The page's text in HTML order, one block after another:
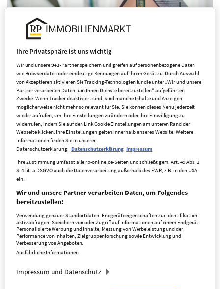
Hausfinanzierung
| © Shutterstock
Preisspiegel
Autor: Uwe Vetter - am 23.02.2022
Solingen teures Pflaster für
gebrauchte Immobilien
Laut Immobilienpreisspiegel der Landesbausparkasse (LBS)
sind die Preise für gebrauchte Immobilien im vergangenen
Jahr in der Klingenstadt deutlich gestiegen. Die Preise liegen
über NRW-Durchschnitt.
Die Immobilienpreise sind in die Höhe geschnellt. Nach
Berechnungen der Landesbausparkasse (LBS) ist Solingen
dabei ein teures Pflaster. Denn in der Klingenstadt kostete im
vergangenen Jahr beispielsweise ein gebrauchtes Eigenheim
ortsüblichen Jahresnettoeinkommen eines Haushalts“, hat
Ihre Privatsphäre ist uns wichtig
Wir und unsere943-Partner speichern und greifen auf personenbezogene Daten
wie Browserdaten oder eindeutige Kennungen auf Ihrem Gerät zu. Durch Auswahl
von Akzeptieren aktivieren Sie Tracking-Technologien für die unter „Wir und unsere
Partner verarbeiten Daten, um Ihnen Dienste bereitzustellen“ aufgeführten
Zwecke. Wenn Tracker deaktiviert sind, sind manche Inhalte und Anzeigen
möglicherweise nicht mehr so relevant für Sie. Sie können dieses Menü jederzeit
wieder aufrufen, um Ihre Einstellungen zu ändern oder Ihre Einwilligung zu
widerrufen, indem Sie auf den Link Cookie Einstellungen am unteren Rand der
Webseite klicken. Ihre Einstellungen gelten innerhalb unseres Website. Weitere
Informationen finden Sie in unserer
Datenschutzerklärung. Datenschutzerklärung Impressum
Ihre Zustimmung umfasst alle rp-online.de-Seiten und schließt gem. Art. 49 Abs. 1
S. 1 lit. a DSGVO auch die Datenverarbeitung außerhalb des EWR, z.B. in den USA
ein.
Wir und unsere Partner verarbeiten Daten, um Folgendes
bereitzustellen:
Verwendung genauer Standortdaten. Endgeräteeigenschaften zur Identifikation
aktiv abfragen. Speichern von oder Zugriff auf Informationen auf einem Endgerät.
Personalisierte Werbung und Inhalte, Messung von Werbeleistung und der
Performance von Inhalten, Zielgruppenforschung sowie Entwicklung und
Verbesserung von Angeboten.
Ausführliche Informationen
Impressum und Datenschutz